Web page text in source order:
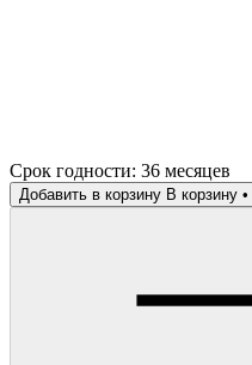
Срок годности: 36 месяцев
Добавить в корзину В корзину •